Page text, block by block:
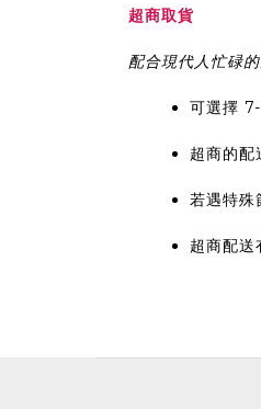
超商取貨
配合現代人忙碌
可選擇 7-
超商的配
若遇特殊
超商配送